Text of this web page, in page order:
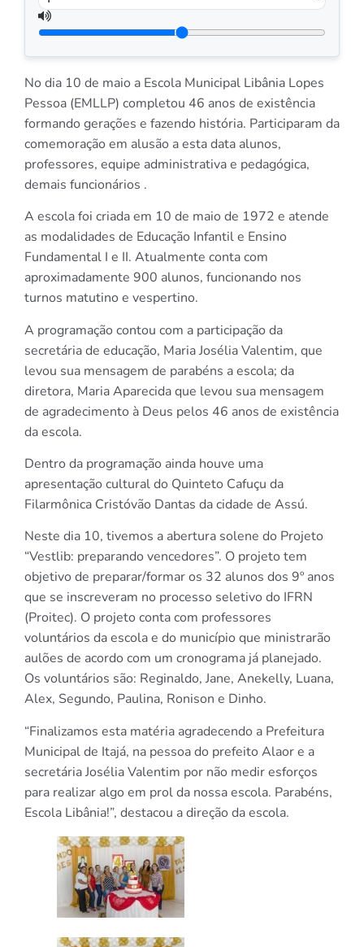
No dia 10 de maio a Escola Municipal Libânia Lopes
Pessoa (EMLLP) completou 46 anos de existência
formando gerações e fazendo história. Participaram da
comemoração em alusão a esta data alunos,
professores, equipe administrativa e pedagógica,
demais funcionários .
A escola foi criada em 10 de maio de 1972 e atende
as modalidades de Educação Infantil e Ensino
Fundamental I e II. Atualmente conta com
aproximadamente 900 alunos, funcionando nos
turnos matutino e vespertino.
A programação contou com a participação da
secretária de educação, Maria Josélia Valentim, que
levou sua mensagem de parabéns a escola; da
diretora, Maria Aparecida que levou sua mensagem
de agradecimento à Deus pelos 46 anos de existência
da escola.
Dentro da programação ainda houve uma
apresentação cultural do Quinteto Cafuçu da
Filarmônica Cristóvão Dantas da cidade de Assú.
Neste dia 10, tivemos a abertura solene do Projeto
“Vestlib: preparando vencedores”. O projeto tem
objetivo de preparar/formar os 32 alunos dos 9º anos
que se inscreveram no processo seletivo do IFRN
(Proitec). O projeto conta com professores
voluntários da escola e do município que ministrarão
aulões de acordo com um cronograma já planejado.
Os voluntários são: Reginaldo, Jane, Anekelly, Luana,
Alex, Segundo, Paulina, Ronison e Dinho.
“Finalizamos esta matéria agradecendo a Prefeitura
Municipal de Itajá, na pessoa do prefeito Alaor e a
secretária Josélia Valentim por não medir esforços
para realizar algo em prol da nossa escola. Parabéns,
Escola Libânia!”, destacou a direção da escola.